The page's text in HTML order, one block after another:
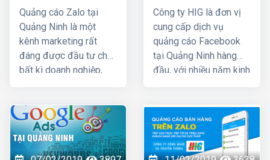
Ninh uy tín và giá
rẻ nhất
Quảng cáo Zalo tại
Quảng Ninh là một
kênh marketing rất
đáng được đầu tư cho
bất kì doanh nghiệp,
dành cho giới trẻ. Bởi lẽ
100% người dùng Zalo
đều là người thật cùng
với hơn 80+ triệu người
Quảng Ninh giá rẻ,
uy tín nhất
Công ty HIG là đơn vị
cung cấp dịch vụ
quảng cáo Facebook
tại Quảng Ninh hàng
đầu, với nhiều năm kinh
khách hàng lớn nhỏ ở
Quảng Ninh và toàn
quốc Việt Nam, chúng
tôi chắc chắn sẽ giúp